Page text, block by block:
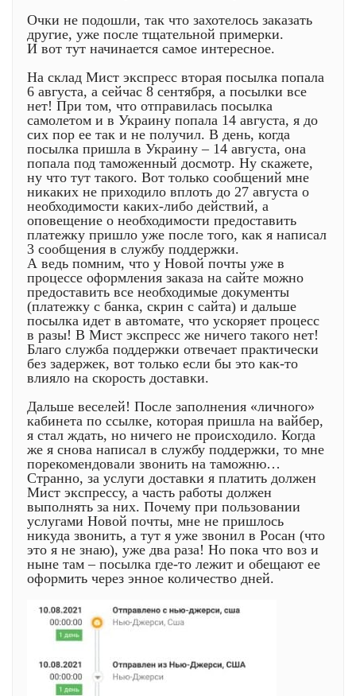
Очки не подошли, так что захотелось заказать
другие, уже после тщательной примерки.
И вот тут начинается самое интересное.
На склад Мист экспресс вторая посылка попала
6 августа, а сейчас 8 сентября, а посылки все
нет! При том, что отправилась посылка
самолетом и в Украину попала 14 августа, я до
сих пор ее так и не получил. В день, когда
посылка пришла в Украину – 14 августа, она
попала под таможенный досмотр. Ну скажете,
ну что тут такого. Вот только сообщений мне
никаких не приходило вплоть до 27 августа о
необходимости каких-либо действий, а
оповещение о необходимости предоставить
платежку пришло уже после того, как я написал
3 сообщения в службу поддержки.
А ведь помним, что у Новой почты уже в
процессе оформления заказа на сайте можно
предоставить все необходимые документы
(платежку с банка, скрин с сайта) и дальше
посылка идет в автомате, что ускоряет процесс
в разы! В Мист экспресс же ничего такого нет!
Благо служба поддержки отвечает практически
без задержек, вот только если бы это как-то
влияло на скорость доставки.
Дальше веселей! После заполнения «личного»
кабинета по ссылке, которая пришла на вайбер,
я стал ждать, но ничего не происходило. Когда
же я снова написал в службу поддержки, то мне
порекомендовали звонить на таможню…
Странно, за услуги доставки я платить должен
Мист экспрессу, а часть работы должен
выполнять за них. Почему при пользовании
услугами Новой почты, мне не пришлось
никуда звонить, а тут я уже звонил в Росан (что
это я не знаю), уже два раза! Но пока что воз и
ныне там – посылка где-то лежит и обещают ее
оформить через энное количество дней.